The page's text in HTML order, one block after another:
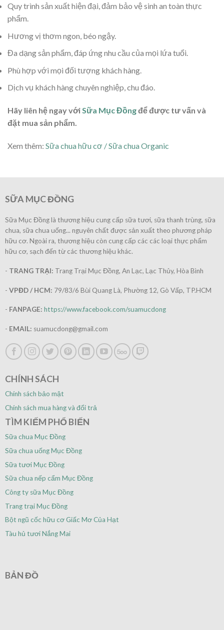
Quy trình sản xuất hiện đại, đảm bảo vệ sinh an toàn thực
phẩm.
Hương vị thơm ngon, béo ngậy.
Đa dạng sản phẩm, đáp ứng nhu cầu của mọi lứa tuổi.
Phù hợp với mọi đối tượng khách hàng.
Dịch vụ khách hàng chuyên nghiệp, chu đáo.
Hãy liên hệ ngay vớiSữa Mục Đồngđể được tư vấn và
đặt mua sản phẩm.
Xem thêm: Sữa chua hữu cơ / Sữa chua Organic
SỮA MỤC ĐỒNG
Sữa Mục Đồng là thương hiệu cung cấp sữa tươi, sữa thanh trùng, sữa
chua, sữa chua uống... nguyên chất được sản xuất theo phương pháp
hữu cơ. Ngoài ra, thương hiệu còn cung cấp các các loại thực phẩm
hữu cơ, sạch đến từ các thương hiệu khác.
- TRANG TRẠI: Trang Trại Mục Đồng, An Lạc, Lạc Thủy, Hòa Bình
- VPĐD / HCM: 79/83/6 Bùi Quang Là, Phường 12, Gò Vấp, TP.HCM
- FANPAGE: https://www.facebook.com/suamucdong
- EMAIL: suamucdong@gmail.com
CHÍNH SÁCH
Chính sách bảo mật
Chính sách mua hàng và đổi trả
TÌM KIẾM PHỔ BIẾN
Sữa chua Mục Đồng
Sữa chua uống Mục Đồng
Sữa tươi Mục Đồng
Sữa chua nếp cẩm Mục Đồng
Công ty sữa Mục Đồng
Trang trại Mục Đồng
Bột ngũ cốc hữu cơ Giấc Mơ Của Hạt
Tàu hủ tươi Nắng Mai
BẢN ĐỒ